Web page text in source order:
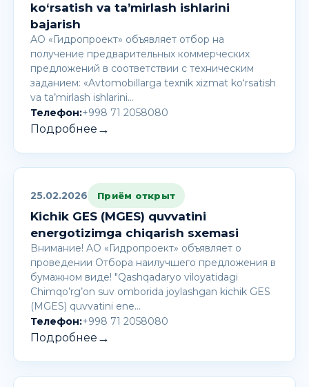
ko‘rsatish va ta’mirlash ishlarini
bajarish
АО «Гидропроект» объявляет отбор на
получение предварительных коммерческих
предложений в соответствии с техническим
заданием: «Avtomobillarga texnik xizmat ko‘rsatish
va ta’mirlash ishlarini…
Телефон:+998 71 2058080
Подробнее →
25.02.2026 Приём открыт
Kichik GES (MGES) quvvatini
energotizimga chiqarish sxemasi
Внимание! AО «Гидропроект» объявляет о
проведении Отбора наилучшего предложения в
бумажном виде! "Qashqadaryo viloyatidagi
Chimqo’rg’on suv omborida joylashgan kichik GES
(MGES) quvvatini ene…
Телефон:+998 71 2058080
Подробнее →